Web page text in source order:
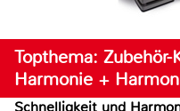
Topthema: Zubehör-
Harmonie +
Schnelligkeit und